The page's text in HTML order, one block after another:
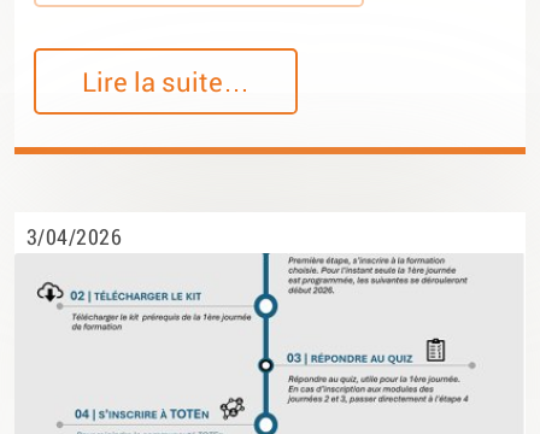
Lire la suite…
3/04/2026